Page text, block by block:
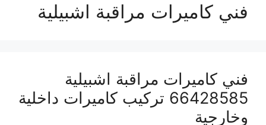
فني كاميرات مراقبة اشبيلية
فني كاميرات مراقبة اشبيلية
66428585 تركيب كاميرات داخلية
وخارجية